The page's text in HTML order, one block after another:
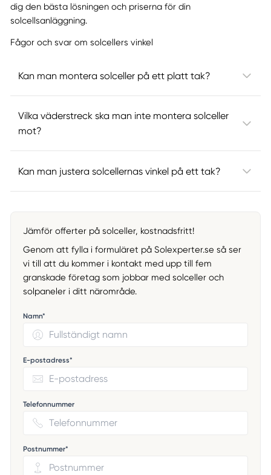
dig den bästa lösningen och priserna för din
solcellsanläggning.
Fågor och svar om solcellers vinkel
Kan man montera solceller på ett platt tak?
Vilka väderstreck ska man inte montera solceller
mot?
Kan man justera solcellernas vinkel på ett tak?
Jämför offerter på solceller, kostnadsfritt!
Genom att fylla i formuläret på Solexperter.se så ser
vi till att du kommer i kontakt med upp till fem
granskade företag som jobbar med solceller och
solpaneler i ditt närområde.
Namn*
E-postadress*
Telefonnummer
Postnummer*